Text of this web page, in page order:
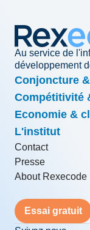
Au service de
développement
Conjoncture
Compétitivité
Economie &
L'institut
Contact
Presse
About Rexecode
Essai gratuit